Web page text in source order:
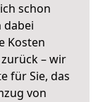
schon
dabei
Kosten
– wir
für Sie, das
von